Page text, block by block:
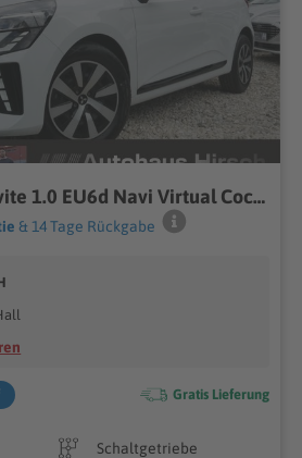
Mitsubishi Colt Invite 1.0 EU6d Navi Virtual Cockpit Sounds
& 14 Tage Rückgabe
Gratis Lieferung
Schaltgetriebe